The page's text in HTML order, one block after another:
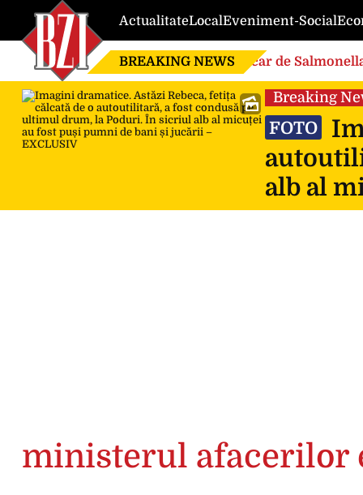
ActualitateLocalEveniment-Social
BREAKING NEWS Focar de
Breaking
FOTO
alb al
ministerul afacerilor